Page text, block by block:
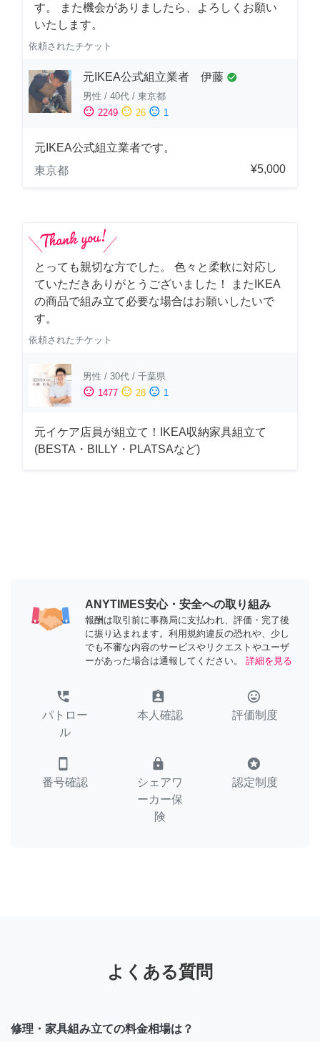
す。 また機会がありましたら、よろしくお願い
いたします。
依頼されたチケット
元IKEA公式組立業者 伊藤 check_circle
男性 / 40代 / 東京都
sentiment_satisfied 2249 sentiment_neutral 26 sentiment_dissatisfied 1
元IKEA公式組立業者です。
東京都
¥5,000
とっても親切な方でした。 色々と柔軟に対応し
ていただきありがとうございました！ またIKEA
の商品で組み立て必要な場合はお願いしたいで
す。
依頼されたチケット
男性 / 30代 / 千葉県
sentiment_satisfied 1477 sentiment_neutral 28 sentiment_dissatisfied 1
元イケア店員が組立て！IKEA収納家具組立て
(BESTA・BILLY・PLATSAなど)
ANYTIMES安心・安全への取り組み
報酬は取引前に事務局に支払われ、評価・完了後
に振り込まれます。利用規約違反の恐れや、少し
でも不審な内容のサービスやリクエストやユーザ
ーがあった場合は通報してください。
詳細を見る
perm_phone_msg
パトロー
ル
assignment_ind
本人確認
tag_faces
評価制度
smartphone
番号確認
lock
シェアワ
ーカー保
険
stars
認定制度
よくある質問
修理・家具組み立ての料金相場は？